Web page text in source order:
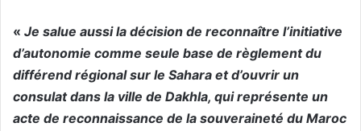
« Je salue aussi la décision de reconnaître l’initiative
d’autonomie comme seule base de règlement du
différend régional sur le Sahara et d’ouvrir un
consulat dans la ville de Dakhla, qui représente un
acte de reconnaissance de la souveraineté du Maroc